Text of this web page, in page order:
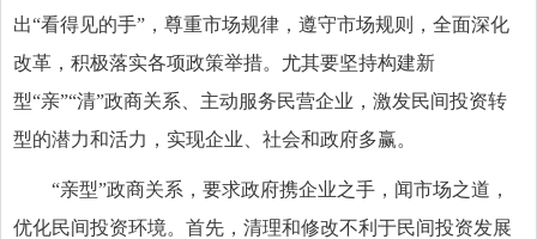
出“看得见的手”，尊重市场规律，遵守市场规则，全面深化
改革，积极落实各项政策举措。尤其要坚持构建新
型“亲”“清”政商关系、主动服务民营企业，激发民间投资转
型的潜力和活力，实现企业、社会和政府多赢。
“亲型”政商关系，要求政府携企业之手，闻市场之道，
优化民间投资环境。首先，清理和修改不利于民间投资发展